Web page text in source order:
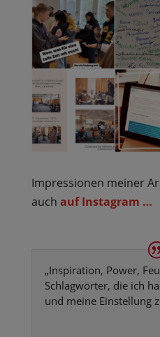
Impressionen meiner
auch auf Instagram …
„Inspiration, Power,
Schlagwörter, die ich
und meine Einstellung